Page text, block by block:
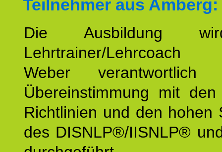
Teilnehmer aus Amberg:
Die Ausbildung
Lehrtrainer/Lehrcoach
Weber
Übereinstimmung mit den
Richtlinien und den hohen
des DISNLP®/IISNLP®